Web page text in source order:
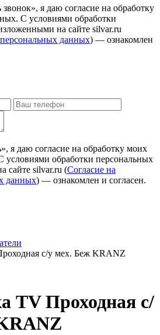
я даю согласие на обработку
С условиями обработки
на сайте silvar.ru
данных) — ознакомлен
», я даю согласие на обработку моих
условиями обработки персональных
сайте silvar.ru (Согласие на
данных) — ознакомлен и согласен.
с/у мех. Беж KRANZ
TV Проходная с/